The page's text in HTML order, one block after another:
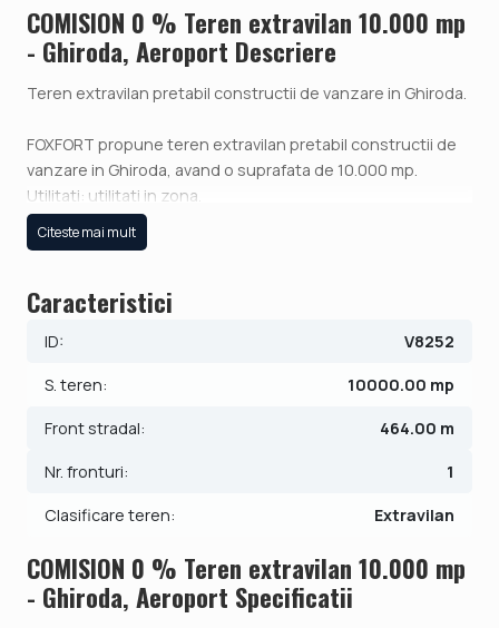
COMISION 0 % Teren extravilan 10.000 mp
- Ghiroda, Aeroport Descriere
Teren extravilan pretabil constructii de vanzare in Ghiroda.
FOXFORT propune teren extravilan pretabil constructii de
vanzare in Ghiroda, avand o suprafata de 10.000 mp.
Utilitati: utilitati in zona.
Pretul este de 99.990€ - COMISION 0%.
Citeste mai mult
Caracteristici
ID: V8252
S. teren: 10000.00 mp
Front stradal: 464.00 m
Nr. fronturi: 1
Clasificare teren: Extravilan
COMISION 0 % Teren extravilan 10.000 mp
- Ghiroda, Aeroport Specificatii